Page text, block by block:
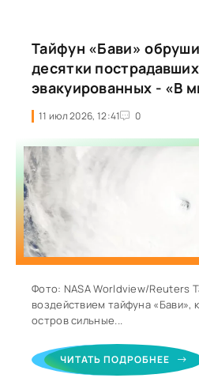
Тайфун «Бави»
десятки
эвакуированных - «В
11 июл 2026, 12:41 0
Фото: NASA Worldview/Reuters
воздействием тайфуна «Бави»,
остров сильные...
ЧИТАТЬ ПОДРОБНЕЕ